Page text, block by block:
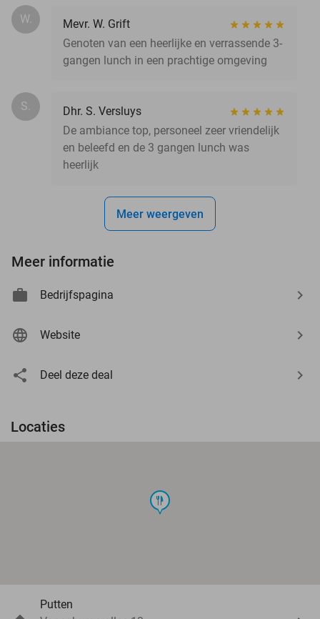
W.
Mevr. W. Grift
Genoten van een heerlijke en verrassende 3-
gangen lunch in een prachtige omgeving
S.
Dhr. S. Versluys
De ambiance top, personeel zeer vriendelijk
en beleefd en de 3 gangen lunch was
heerlijk
Meer weergeven
Meer informatie
Bedrijfspagina
Website
Deel deze deal
Locaties
food
Putten